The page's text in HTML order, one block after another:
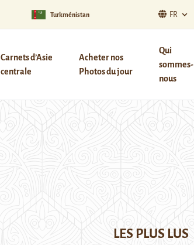
Turkménistan FR
Carnets d’Asie
centrale
Acheter nos
Photos du jour
Qui
sommes-
nous
LES PLUS LUS